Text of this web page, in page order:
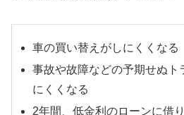
車の買い替えがしにくくなる
事故や故障などの予期せぬト
にくくなる
2年間、低金利のローンに借